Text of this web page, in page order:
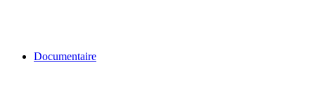
Documentaire